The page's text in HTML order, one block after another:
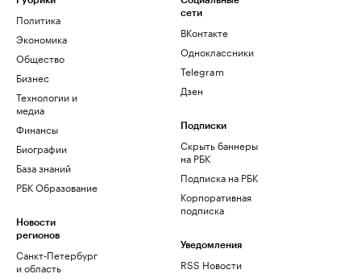
Политика
Экономика
Общество
Бизнес
Технологии и
медиа
Финансы
Биографии
База знаний
РБК Образование
Новости
регионов
Санкт-Петербург
и область
сети
ВКонтакте
Одноклассники
Telegram
Дзен
Подписки
Скрыть баннеры
на РБК
Подписка на РБК
Корпоративная
подписка
Уведомления
RSS Новости